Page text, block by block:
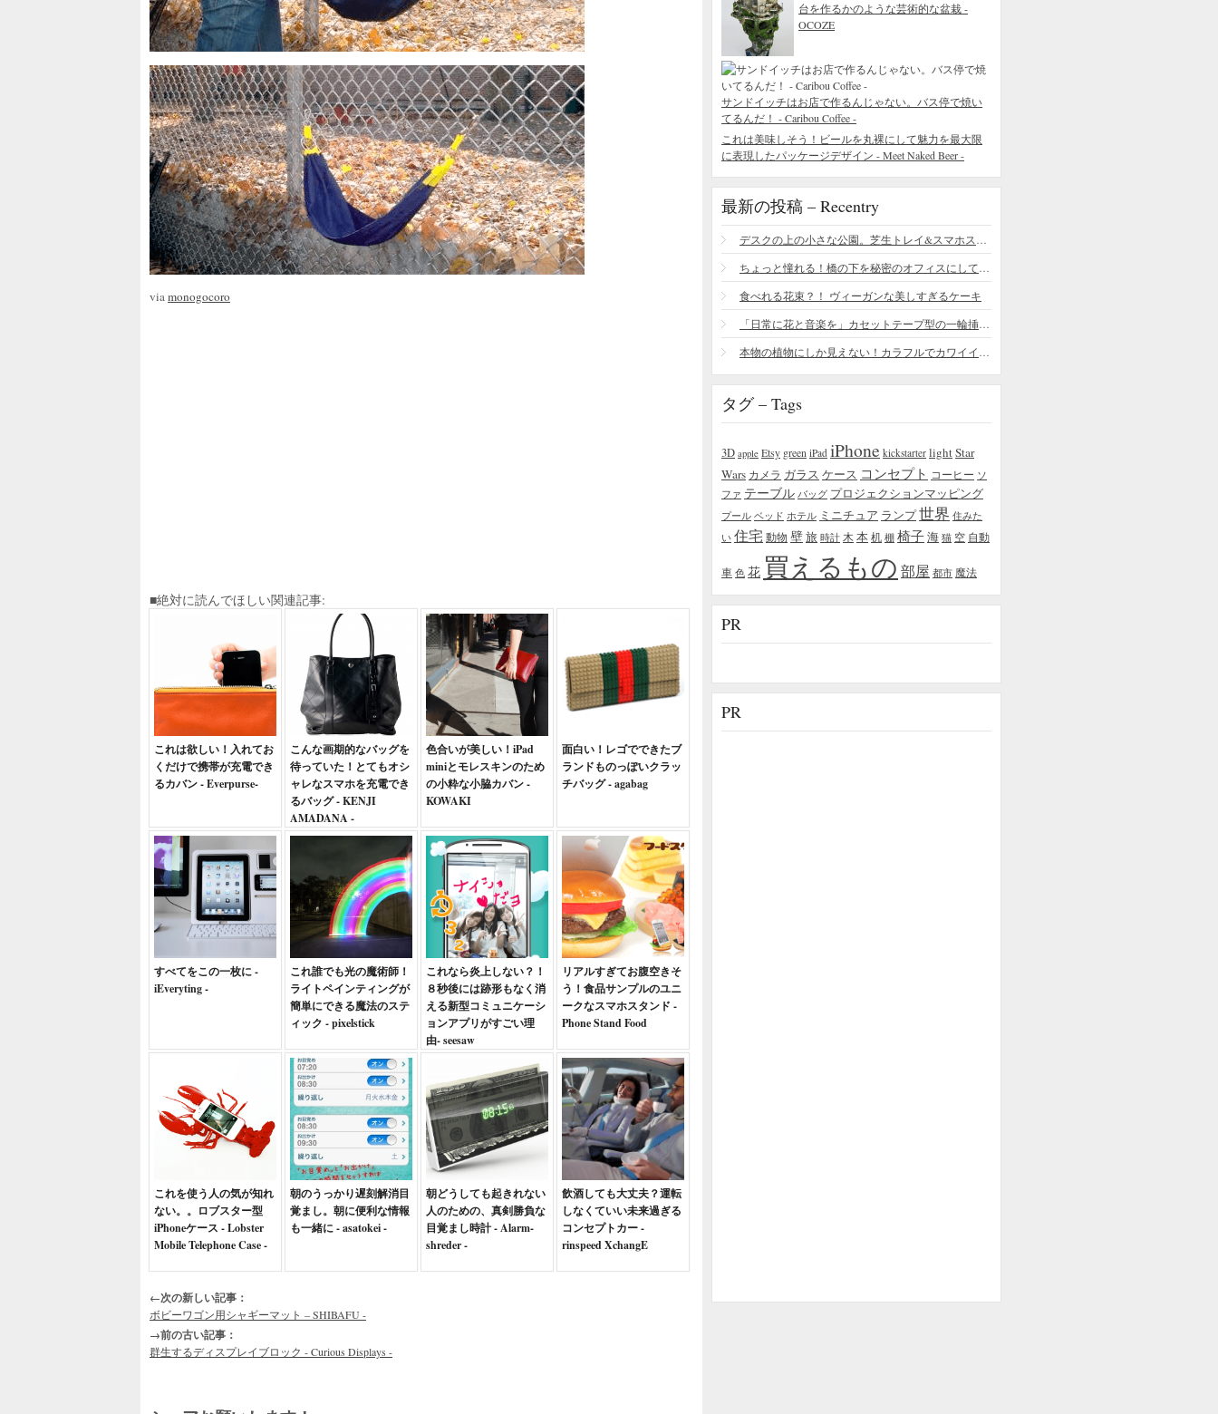
viamonogocoro
■絶対に読んでほしい関連記事:
これは欲しい！入れてお
くだけで携帯が充電でき
るカバン - Everpurse-
こんな画期的なバッグを
待っていた！とてもオシ
ャレなスマホを充電でき
るバッグ - KENJI
AMADANA -
色合いが美しい！iPad
miniとモレスキンのため
の小粋な小脇カバン -
KOWAKI
面白い！レゴでできたブ
ランドものっぽいクラッ
チバッグ - agabag
すべてをこの一枚に -
iEveryting -
これ誰でも光の魔術師！
ライトペインティングが
簡単にできる魔法のステ
ィック - pixelstick
これなら炎上しない？！
８秒後には跡形もなく消
える新型コミュニケーシ
ョンアプリがすごい理
由- seesaw
リアルすぎてお腹空きそ
う！食品サンプルのユニ
ークなスマホスタンド -
Phone Stand Food
これを使う人の気が知れ
ない。。ロブスター型
iPhoneケース - Lobster
Mobile Telephone Case -
朝のうっかり遅刻解消目
覚まし。朝に便利な情報
も一緒に - asatokei -
朝どうしても起きれない
人のための、真剣勝負な
目覚まし時計 - Alarm-
shreder -
飲酒しても大丈夫？運転
しなくていい未来過ぎる
コンセプトカー -
rinspeed XchangE
←次の新しい記事：
ボビーワゴン用シャギーマット – SHIBAFU -
→前の古い記事：
群生するディスプレイブロック - Curious Displays -
台を作るかのような芸術的な盆栽 -
OCOZE
サンドイッチはお店で作るんじゃない。バス停で焼い
てるんだ！ - Caribou Coffee -
これは美味しそう！ビールを丸裸にして魅力を最大限
に表現したパッケージデザイン - Meet Naked Beer -
最新の投稿 – Recentry
食べれる花束？！ ヴィーガンな美しすぎるケーキ
タグ – Tags
3D apple Etsy green iPad iPhone kickstarter lightStar
Wars カメラ ガラス ケース コンセプト コーヒー ソ
ファ テーブル バッグ プロジェクションマッピング
プール ベッド ホテル ミニチュア ランプ世界 住みた
い 住宅 動物 壁旅 時計 木 本机 棚 椅子海 猫 空 自動
車 色 花 買えるもの 部屋 都市 魔法
PR
PR